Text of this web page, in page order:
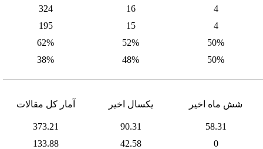
4
16
324
4
15
195
50%
52%
62%
50%
48%
38%
شش ماه اخیر یکسال اخیر آمار کل مقالات
58.31
90.31
373.21
0
42.58
133.88